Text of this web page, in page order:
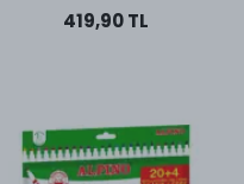
419,90 TL